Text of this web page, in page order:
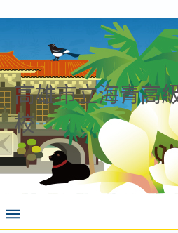
高雄市立海青高
校